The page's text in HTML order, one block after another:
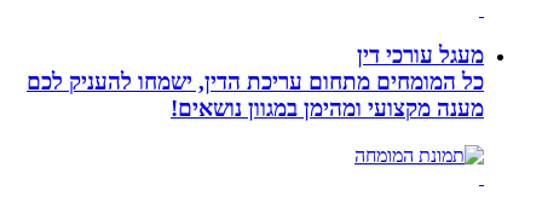
מעגל עורכי דין
כל המומחים מתחום עריכת הדין, ישמחו להעניק לכם
מענה מקצועי ומהימן במגוון נושאים!